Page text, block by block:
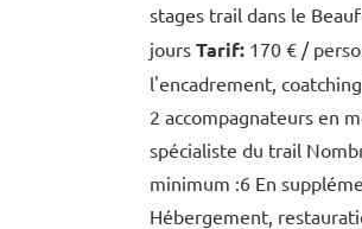
stages trail dans le
jours Tarif:170 € /
l'encadrement,
2 accompagnateurs en
spécialiste du trail
minimum :6 En
Hébergement,